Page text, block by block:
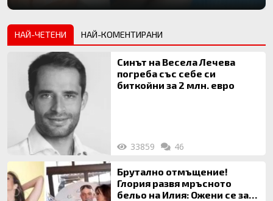
НАЙ-ЧЕТЕНИ НАЙ-КОМЕНТИРАНИ
Синът на Весела Лечева
погреба със себе си
биткойни за 2 млн. евро
33859 46
Брутално отмъщение!
Глория развя мръсното
бельо на Илия: Ожени се за